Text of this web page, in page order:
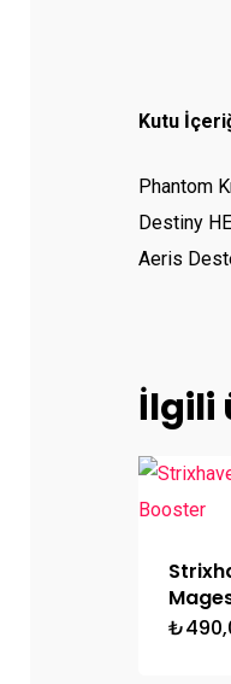
Kutu
Phantom
Destiny
Aeris
İlgili
₺